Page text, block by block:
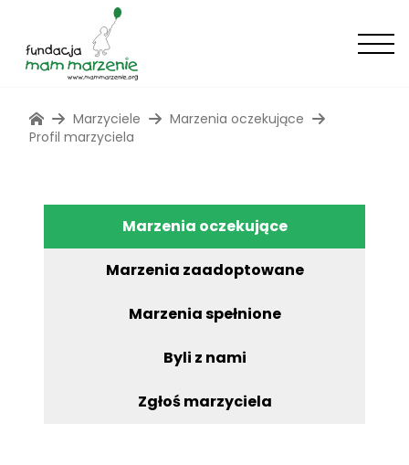
Marzyciele
Marzenia oczekujące
Profil marzyciela
Marzenia oczekujące
Marzenia zaadoptowane
Marzenia spełnione
Byli z nami
Zgłoś marzyciela